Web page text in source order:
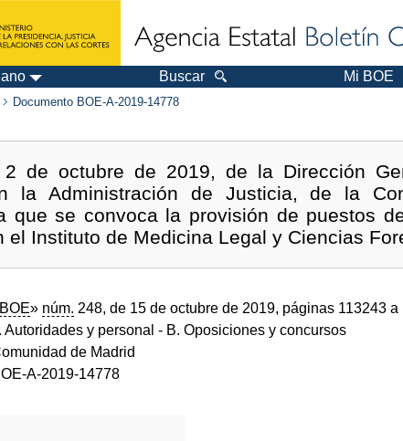
Buscar Mi BOE
Documento BOE-A-2019-14778
2 de octubre de 2019, de la Dirección
la Administración de Justicia, de la
que se convoca la provisión de puestos
el Instituto de Medicina Legal y Ciencias
BOE» núm. 248, de 15 de octubre de 2019, páginas 113243 a
Autoridades y personal - B. Oposiciones y concursos
de Madrid
A-2019-14778